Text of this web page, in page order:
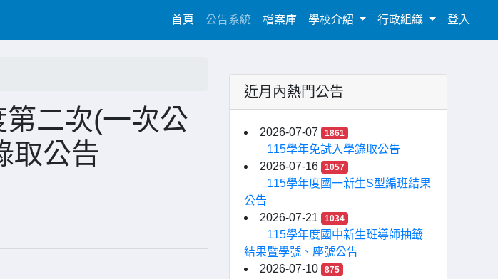
首頁(current)
公告系統 檔案庫 學校介紹 行政組織 登入
二次(一次公
取公告
近月內熱門公告
2026-07-07 1861
115學年免試入學錄取公告
2026-07-16
1057
115學年度國一新生S型編班結果
公告
2026-07-21
1034
115學年度國中新生班導師抽籤
結果暨學號、座號公告
2026-07-10
875